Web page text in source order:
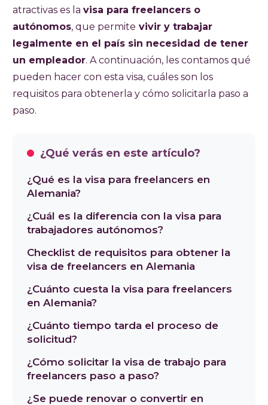
atractivas es la visa para freelancers o
autónomos, que permite vivir y trabajar
legalmente en el país sin necesidad de tener
un empleador. A continuación, les contamos qué
pueden hacer con esta visa, cuáles son los
requisitos para obtenerla y cómo solicitarla paso a
paso.
¿Qué verás en este artículo?
¿Qué es la visa para freelancers en
Alemania?
¿Cuál es la diferencia con la visa para
trabajadores autónomos?
Checklist de requisitos para obtener la
visa de freelancers en Alemania
¿Cuánto cuesta la visa para freelancers
en Alemania?
¿Cuánto tiempo tarda el proceso de
solicitud?
¿Cómo solicitar la visa de trabajo para
freelancers paso a paso?
¿Se puede renovar o convertir en